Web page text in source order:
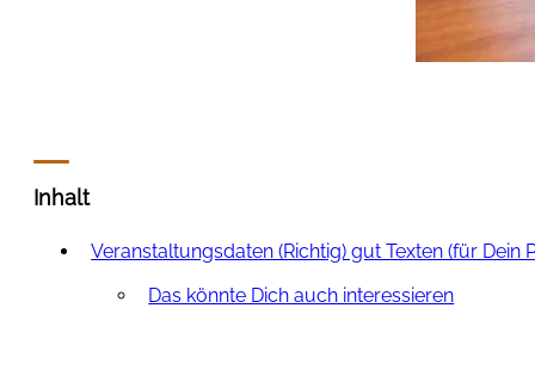
Inhalt
Veranstaltungsdaten (Richtig) gut Texten (für Dein
Das könnte Dich auch interessieren